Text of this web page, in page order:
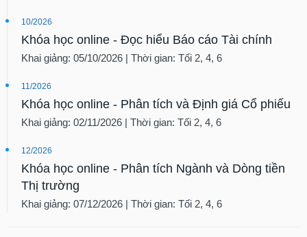
10/2026
Khóa học online - Đọc hiểu Báo cáo Tài chính
Khai giảng: 05/10/2026 | Thời gian: Tối 2, 4, 6
11/2026
Khóa học online - Phân tích và Định giá Cổ phiếu
Khai giảng: 02/11/2026 | Thời gian: Tối 2, 4, 6
12/2026
Khóa học online - Phân tích Ngành và Dòng tiền
Thị trường
Khai giảng: 07/12/2026 | Thời gian: Tối 2, 4, 6